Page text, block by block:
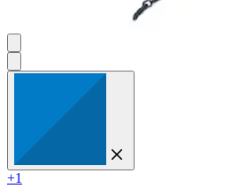
+1